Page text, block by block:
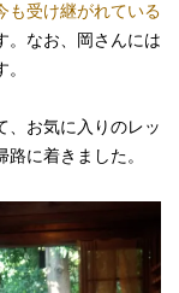
も受け継がれている
。なお、岡さんには
、お気に入りのレッ
に着きました。